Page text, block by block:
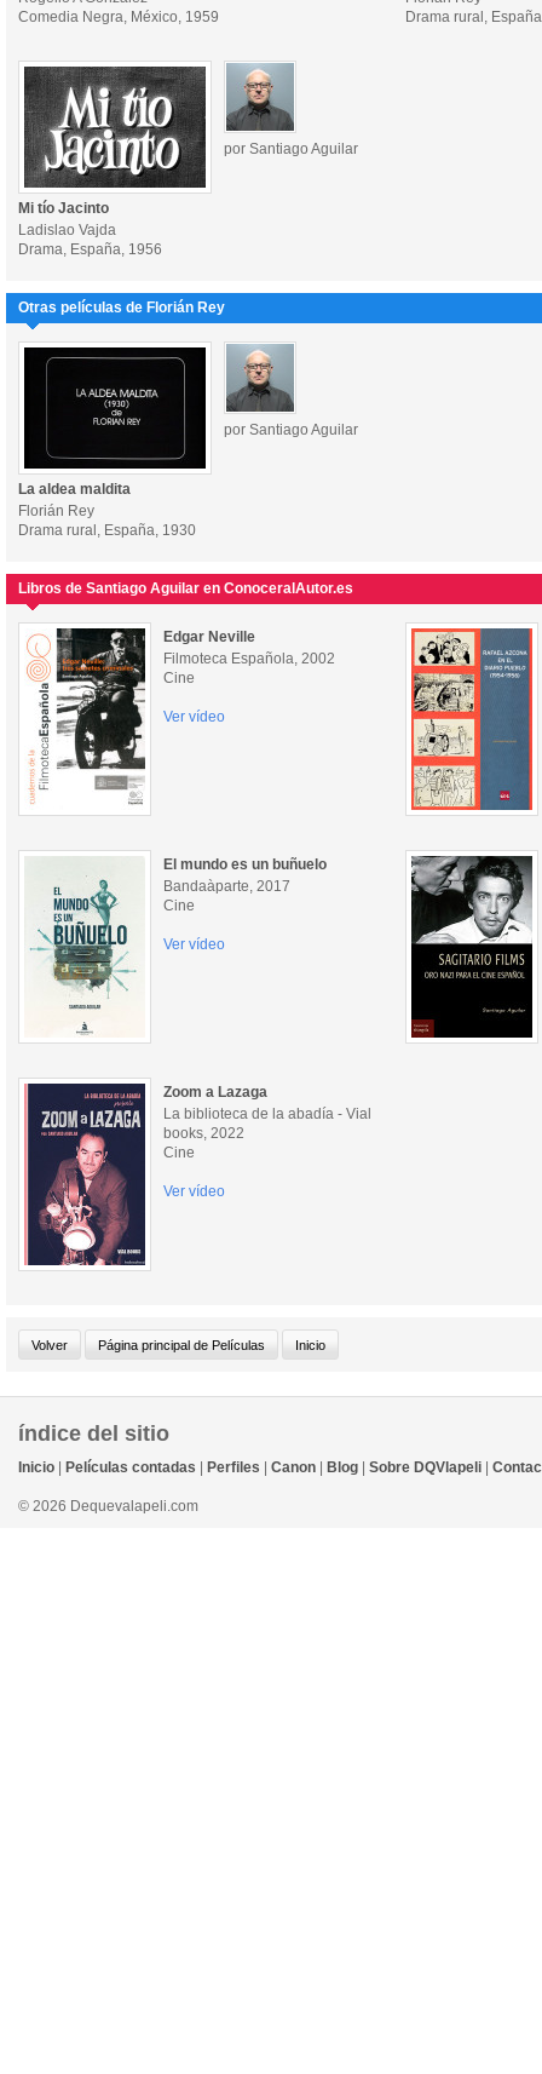
Comedia Negra, México, 1959
Drama rural,
por Santiago Aguilar
Mi tío Jacinto
Ladislao Vajda
Drama, España, 1956
Otras películas de Florián Rey
por Santiago Aguilar
La aldea maldita
Florián Rey
Drama rural, España, 1930
Libros de Santiago Aguilar en ConoceralAutor.es
Edgar Neville
Filmoteca Española, 2002
Cine
Ver vídeo
El mundo es un buñuelo
Bandaàparte, 2017
Cine
Ver vídeo
Zoom a Lazaga
La biblioteca de la abadía - Vial
books, 2022
Cine
Ver vídeo
índice del sitio
Inicio Películas contadas Perfiles Canon Blog Sobre DQVlapeli
© 2026 Dequevalapeli.com